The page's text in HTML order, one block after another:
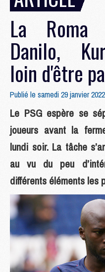
La Roma
Danilo,
loin d'être
Publié le samedi 29 janvier
Le PSG espère se
joueurs avant la
lundi soir. La tâche
au vu du peu
différents éléments les